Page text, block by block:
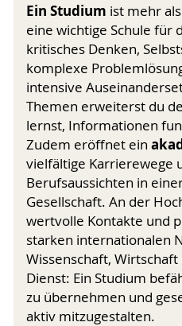
Ein Studium ist mehr
eine wichtige Schule für
kritisches Denken,
komplexe
intensive
Themen erweiterst du
lernst, Informationen
Zudem eröffnet ein
vielfältige Karrierewege
Berufsaussichten in
Gesellschaft. An der
wertvolle Kontakte und
starken internationalen
Wissenschaft,
Dienst: Ein Studium
zu übernehmen und
aktiv mitzugestalten.